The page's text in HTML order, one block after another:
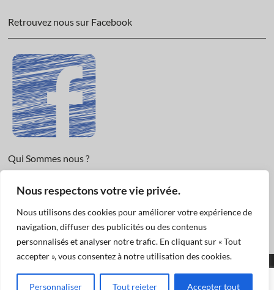
Nous respectons votre vie privée.
Nous utilisons des cookies pour améliorer votre expérience de
navigation, diffuser des publicités ou des contenus
personnalisés et analyser notre trafic. En cliquant sur « Tout
accepter », vous consentez à notre utilisation des cookies.
Personnaliser Tout rejeter Accepter tout
Retrouvez nous sur Facebook
Qui Sommes nous ?
Informations légales et Protection des données.
Nous Contacter